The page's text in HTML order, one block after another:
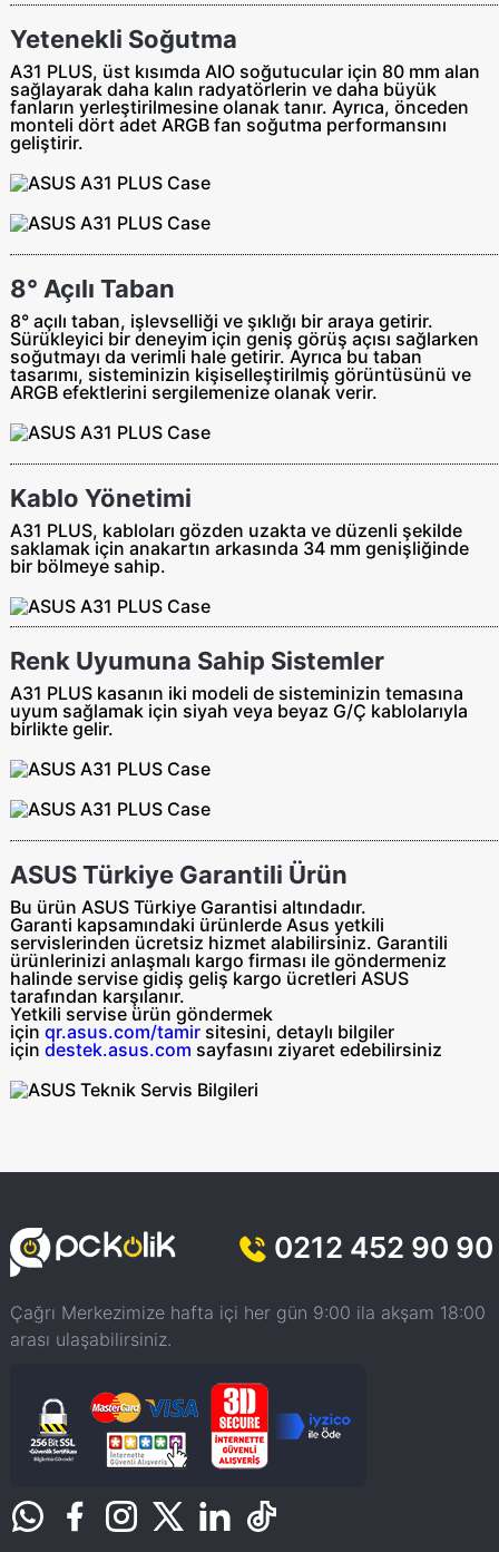
Yetenekli Soğutma
A31 PLUS, üst kısımda AIO soğutucular için 80 mm alan
sağlayarak daha kalın radyatörlerin ve daha büyük
fanların yerleştirilmesine olanak tanır. Ayrıca, önceden
monteli dört adet ARGB fan soğutma performansını
geliştirir.
8° Açılı Taban
8° açılı taban, işlevselliği ve şıklığı bir araya getirir.
Sürükleyici bir deneyim için geniş görüş açısı sağlarken
soğutmayı da verimli hale getirir. Ayrıca bu taban
tasarımı, sisteminizin kişiselleştirilmiş görüntüsünü ve
ARGB efektlerini sergilemenize olanak verir.
Kablo Yönetimi
A31 PLUS, kabloları gözden uzakta ve düzenli şekilde
saklamak için anakartın arkasında 34 mm genişliğinde
bir bölmeye sahip.
Renk Uyumuna Sahip Sistemler
A31 PLUS kasanın iki modeli de sisteminizin temasına
uyum sağlamak için siyah veya beyaz G/Ç kablolarıyla
birlikte gelir.
ASUS Türkiye Garantili Ürün
Bu ürün ASUS Türkiye Garantisi altındadır.
Garanti kapsamındaki ürünlerde Asus yetkili
servislerinden ücretsiz hizmet alabilirsiniz. Garantili
ürünlerinizi anlaşmalı kargo firması ile göndermeniz
halinde servise gidiş geliş kargo ücretleri ASUS
tarafından karşılanır.
Yetkili servise ürün göndermek
için qr.asus.com/tamir sitesini, detaylı bilgiler
için destek.asus.com sayfasını ziyaret edebilirsiniz
0212 452 90 90
Çağrı Merkezimize hafta içi her gün 9:00 ila akşam 18:00
arası ulaşabilirsiniz.